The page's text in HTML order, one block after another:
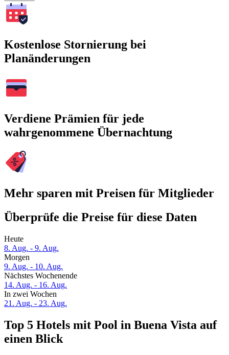
Kostenlose Stornierung bei
Planänderungen
Verdiene Prämien für jede
wahrgenommene Übernachtung
Mehr sparen mit Preisen für Mitglieder
Überprüfe die Preise für diese Daten
Heute
8. Aug. - 9. Aug.
Morgen
9. Aug. - 10. Aug.
Nächstes Wochenende
14. Aug. - 16. Aug.
In zwei Wochen
21. Aug. - 23. Aug.
Top 5 Hotels mit Pool in Buena Vista auf
einen Blick